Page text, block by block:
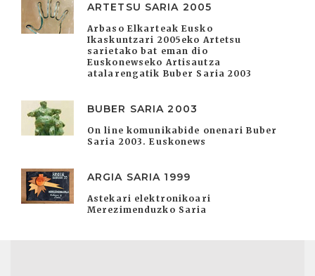
ARTETSU SARIA 2005
Arbaso Elkarteak Eusko
Ikaskuntzari 2005eko Artetsu
sarietako bat eman dio
Euskonewseko Artisautza
atalarengatik Buber Saria 2003
BUBER SARIA 2003
On line komunikabide onenari Buber
Saria 2003. Euskonews
ARGIA SARIA 1999
Astekari elektronikoari
Merezimenduzko Saria